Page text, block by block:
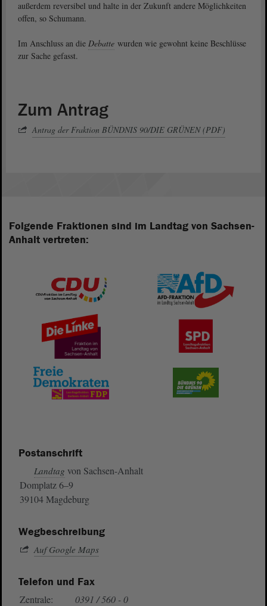
außerdem reversibel und halte in der Zukunft andere Möglichkeiten
offen, so Schumann.
Im Anschluss an die Debatte wurden wie gewohnt keine Beschlüsse
zur Sache gefasst.
Zum Antrag
Antrag der Fraktion BÜNDNIS 90/DIE GRÜNEN (PDF)
Folgende Fraktionen sind im Landtag von Sachsen-
Anhalt vertreten:
Postanschrift
Landtag von Sachsen-Anhalt
Domplatz 6–9
39104 Magdeburg
Wegbeschreibung
Auf Google Maps
Telefon und Fax
Zentrale:
0391 / 560 - 0